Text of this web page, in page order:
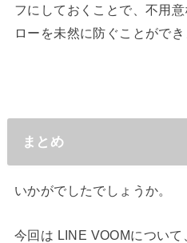
フにしておくことで、不用
ローを未然に防ぐことができ
まとめ
いかがでしたでしょうか。
今回は LINE VOOMについ